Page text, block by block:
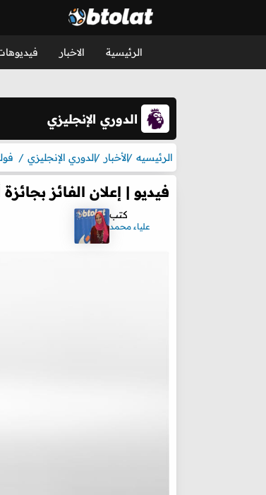
الرئيسية الاخبار
الدوري الإنجليزي
الرئيسيه الأخبار الدوري الإنجليزي
فيديو | إعلان الفائز بجائزة
كتب
علياء محمد